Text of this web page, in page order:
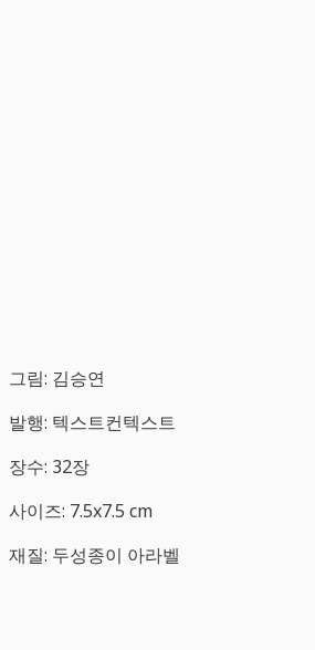
그림: 김승연
발행: 텍스트컨텍스트
장수: 32장
사이즈: 7.5x7.5 cm
재질: 두성종이 아라벨